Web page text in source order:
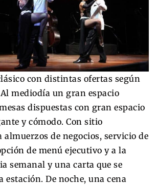
con distintas ofertas según
mediodía un gran espacio
dispuestas con gran espacio
y cómodo. Con sitio
almuerzos de negocios, servicio de
de menú ejecutivo y a la
semanal y una carta que se
estación. De noche, una cena